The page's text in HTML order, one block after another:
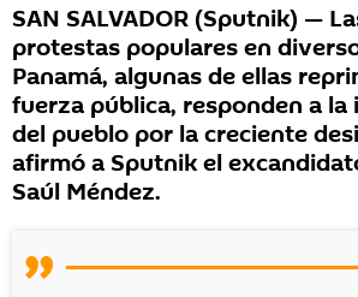
SAN SALVADOR (Sputnik) —
protestas populares en
Panamá, algunas de ellas
fuerza pública, responden a la
del pueblo por la creciente
afirmó a Sputnik el
Saúl Méndez.